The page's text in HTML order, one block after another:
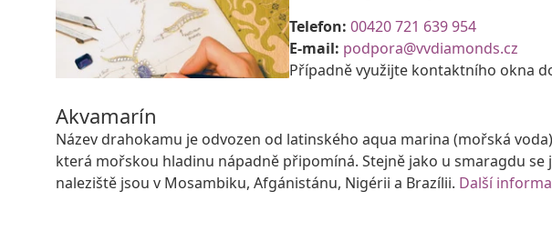
Telefon: 00420 721 639 954
E-mail: podpora@vvdiamonds.cz
Případně využijte kontaktního okna
Akvamarín
Název drahokamu je odvozen od latinského aqua marina (mořská
která mořskou hladinu nápadně připomíná. Stejně jako u smaragdu se
naleziště jsou v Mosambiku, Afgánistánu, Nigérii a Brazílii. Další